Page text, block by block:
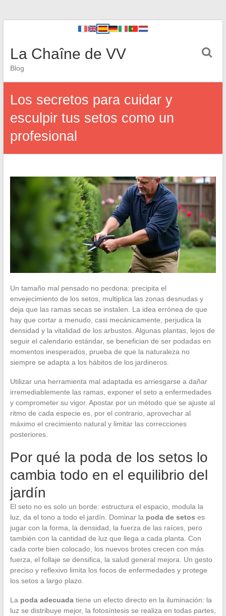
La Chaîne de VV
Blog
Los secretos para cuidar y
esculpir tus setos como un
profesional
Un tamaño mal pensado no perdona: precipita el
envejecimiento de los setos, multiplica las zonas desnudas y
deja que las ramas secas se instalen. La idea errónea de que
hay que cortar a menudo, casi mecánicamente, perjudica la
densidad y la vitalidad de los arbustos. Algunas plantas, lejos de
seguir el calendario estándar, se benefician de ser podadas en
momentos inesperados, prueba de que la naturaleza no
siempre se adapta a los hábitos de los jardineros.
Utilizar una herramienta mal adaptada es arriesgarse a dañar
irremediablemente las ramas, exponer el seto a enfermedades
y comprometer su vigor. Apostar por un método que se ajuste al
ritmo de cada especie es, por el contrario, aprovechar al
máximo el crecimiento natural y limitar las correcciones
posteriores.
Por qué la poda de los setos lo
cambia todo en el equilibrio del
jardín
El seto no es solo un borde: estructura el espacio, modula la
luz, da el tono a todo el jardín. Dominar la poda de setos es
jugar con la forma, la densidad, la fuerza de las raíces, pero
también con la cantidad de luz que llega a cada planta. Con
cada corte bien colocado, los nuevos brotes crecen con más
fuerza, el follaje se densifica, la salud general mejora. Un gesto
preciso y reflexivo limita los focos de enfermedades y protege
los setos a largo plazo.
La poda adecuadatiene un efecto directo en la iluminación: la
luz se distribuye mejor, la fotosíntesis se realiza en todas partes,